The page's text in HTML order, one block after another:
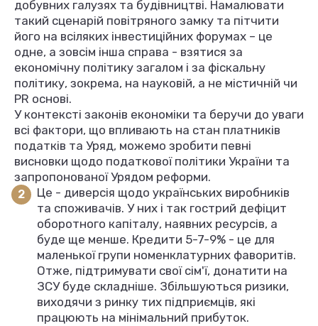
добувних галузях та будівництві. Намалювати
такий сценарій повітряного замку та пітчити
його на всіляких інвестиційних форумах – це
одне, а зовсім інша справа - взятися за
економічну політику загалом і за фіскальну
політику, зокрема, на науковій, а не містичній чи
PR основі.
У контексті законів економіки та беручи до уваги
всі фактори, що впливають на стан платників
податків та Уряд, можемо зробити певні
висновки щодо податкової політики України та
запропонованої Урядом реформи.
Це - диверсія щодо українських виробників
та споживачів. У них і так гострий дефіцит
оборотного капіталу, наявних ресурсів, а
буде ще менше. Кредити 5-7-9% - це для
маленької групи номенклатурних фаворитів.
Отже, підтримувати свої сім'ї, донатити на
ЗСУ буде складніше. Збільшуються ризики,
виходячи з ринку тих підприємців, які
працюють на мінімальний прибуток.